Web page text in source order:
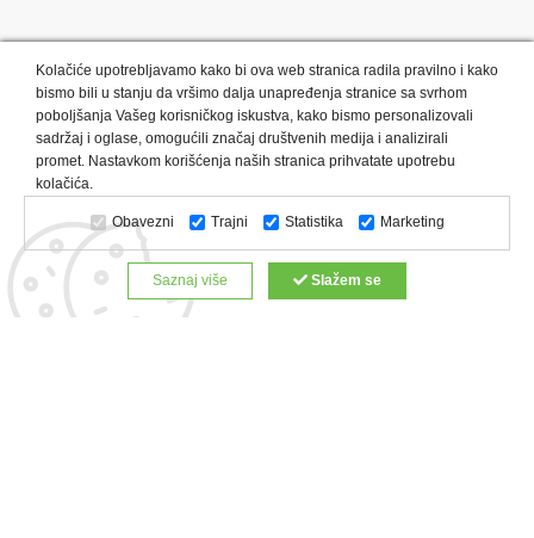
Kategorije proizvoda: Olovke i markeri
Privesci i trakice
Upaljači
USB Tehnologija Tekstil
Kačketi i kape
Notesi i rokovnici
Kancelarija Satovi
Kišobrani
Torbe i putovanja
Kuhinjski setovi
Alati i oprema
Relaksacija, lepota i zdravlje
Kalendari
Custom proizvodi
Digitalna štampa
Kolačiće upotrebljavamo kako bi ova web stranica radila pravilno i kako
bismo bili u stanju da vršimo dalja unapređenja stranice sa svrhom
poboljšanja Vašeg korisničkog iskustva, kako bismo personalizovali
sadržaj i oglase, omogućili značaj društvenih medija i analizirali
promet. Nastavkom korišćenja naših stranica prihvatate upotrebu
kolačića.
Obavezni Trajni Statistika Marketing
Saznaj više Slažem se